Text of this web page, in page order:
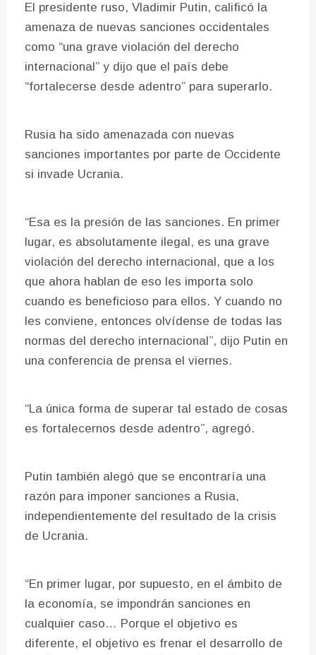
El presidente ruso, Vladimir Putin, calificó la
amenaza de nuevas sanciones occidentales
como “una grave violación del derecho
internacional” y dijo que el país debe
“fortalecerse desde adentro” para superarlo.
Rusia ha sido amenazada con nuevas
sanciones importantes por parte de Occidente
si invade Ucrania.
“Esa es la presión de las sanciones. En primer
lugar, es absolutamente ilegal, es una grave
violación del derecho internacional, que a los
que ahora hablan de eso les importa solo
cuando es beneficioso para ellos. Y cuando no
les conviene, entonces olvídense de todas las
normas del derecho internacional”, dijo Putin en
una conferencia de prensa el viernes.
“La única forma de superar tal estado de cosas
es fortalecernos desde adentro”, agregó.
Putin también alegó que se encontraría una
razón para imponer sanciones a Rusia,
independientemente del resultado de la crisis
de Ucrania.
“En primer lugar, por supuesto, en el ámbito de
la economía, se impondrán sanciones en
cualquier caso… Porque el objetivo es
diferente, el objetivo es frenar el desarrollo de